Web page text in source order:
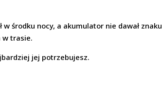
środku nocy, a akumulator nie dawał znaku
w trasie.
jej potrzebujesz.